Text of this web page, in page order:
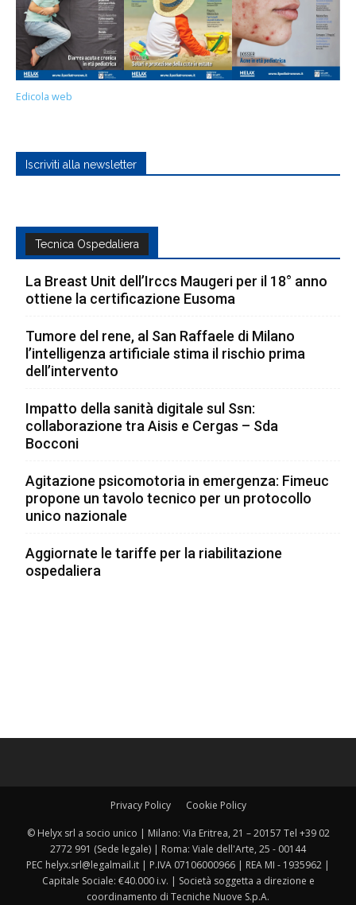
Edicola web
Iscriviti alla newsletter
Tecnica Ospedaliera
La Breast Unit dell’Irccs Maugeri per il 18° anno
ottiene la certificazione Eusoma
Tumore del rene, al San Raffaele di Milano
l’intelligenza artificiale stima il rischio prima
dell’intervento
Impatto della sanità digitale sul Ssn:
collaborazione tra Aisis e Cergas – Sda
Bocconi
Agitazione psicomotoria in emergenza: Fimeuc
propone un tavolo tecnico per un protocollo
unico nazionale
Aggiornate le tariffe per la riabilitazione
ospedaliera
Privacy Policy Cookie Policy
© Helyx srl a socio unico | Milano: Via Eritrea, 21 – 20157 Tel +39 02
2772 991 (Sede legale) | Roma: Viale dell'Arte, 25 - 00144
PEC helyx.srl@legalmail.it | P.IVA 07106000966 | REA MI - 1935962 |
Capitale Sociale: €40.000 i.v. | Società soggetta a direzione e
coordinamento di Tecniche Nuove S.p.A.